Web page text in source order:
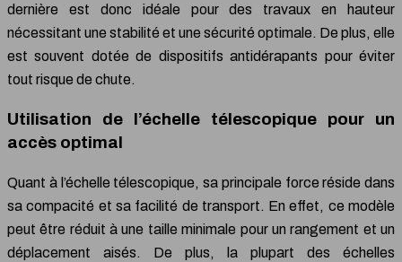
dernière est donc idéale pour des travaux en hauteur
nécessitant une stabilité et une sécurité optimale. De plus, elle
est souvent dotée de dispositifs antidérapants pour éviter
tout risque de chute.
Utilisation de l’échelle télescopique pour un
accès optimal
Quant à l’échelle télescopique, sa principale force réside dans
sa compacité et sa facilité de transport. En effet, ce modèle
peut être réduit à une taille minimale pour un rangement et un
déplacement aisés. De plus, la plupart des échelles